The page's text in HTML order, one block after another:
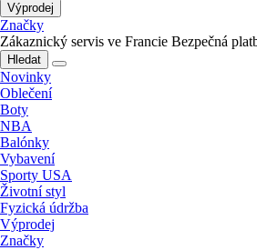
Výprodej
Značky
Zákaznický servis ve Francie Bezpečná
Hledat
Novinky
Oblečení
Boty
NBA
Balónky
Vybavení
Sporty USA
Životní styl
Fyzická údržba
Výprodej
Značky